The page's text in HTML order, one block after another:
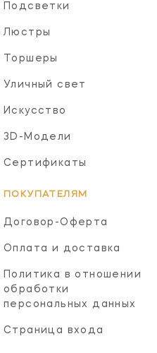
Подсветки
Люстры
Торшеры
Уличный свет
Искусство
3D-Модели
Сертификаты
ПОКУПАТЕЛЯМ
Договор-Оферта
Оплата и доставка
Политика в отношении
обработки
персональных данных
Страница входа